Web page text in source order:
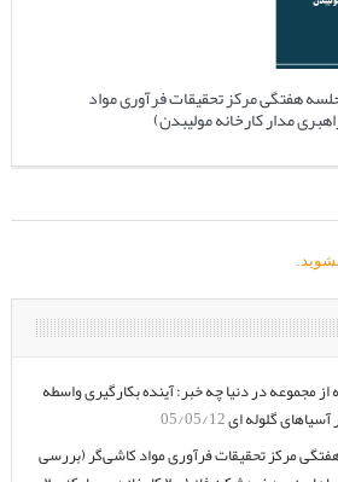
هفتگی مرکز تحقیقات فرآوری مواد
مدار کارخانه مولیبدن)
.
مجموعه در دنیا چه خبر: آینده بکارگیری واسطه
گلوله ای05/05/12
مرکز تحقیقات فرآوری مواد کاشی‌گر (بررسی